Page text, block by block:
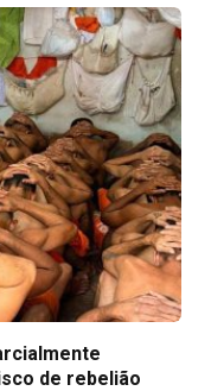
de rebelião